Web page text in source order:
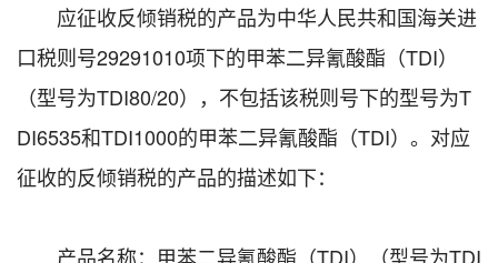
应征收反倾销税的产品为中华人民共和国海关进
口税则号29291010项下的甲苯二异氰酸酯（TDI）
（型号为TDI80/20），不包括该税则号下的型号为T
DI6535和TDI1000的甲苯二异氰酸酯（TDI）。对应
征收的反倾销税的产品的描述如下：
产品名称：甲苯二异氰酸酯（TDI）（型号为TDI